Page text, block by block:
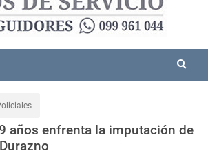
años enfrenta la imputación de